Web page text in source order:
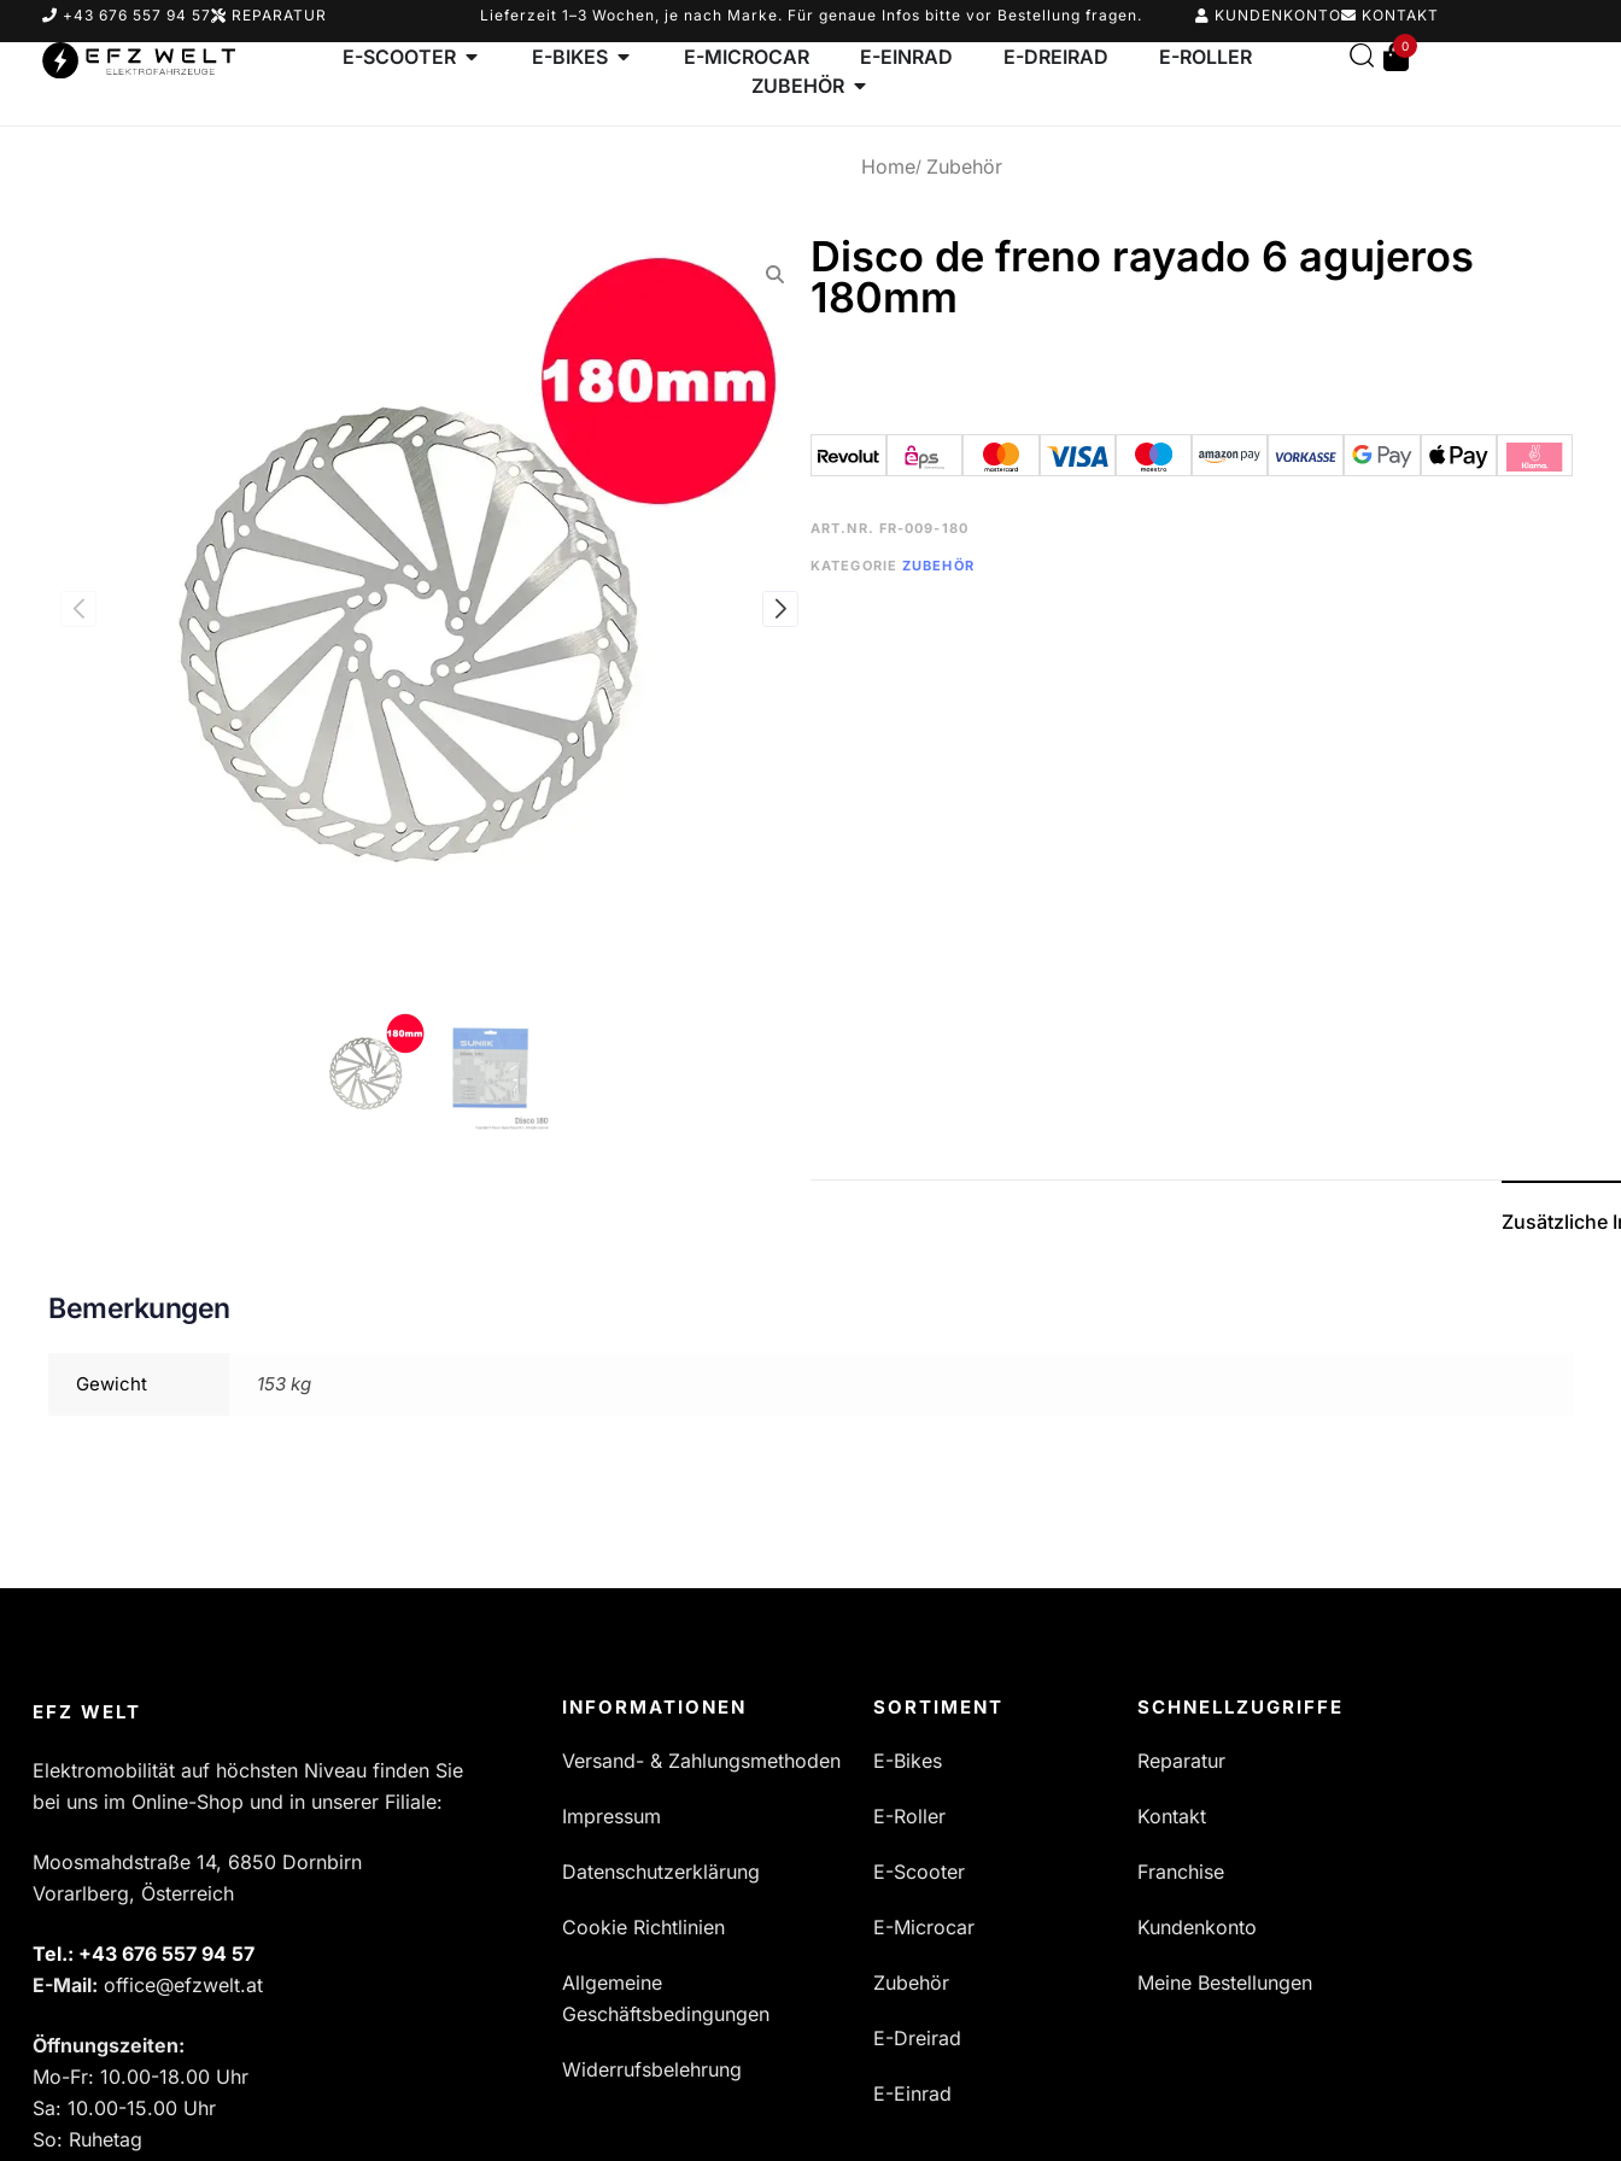
+43 676 557 94 57 REPARATUR Lieferzeit 1–3 Wochen, je nach Marke. Für genaue Infos bitte vor Bestellung fragen. KUNDENKONTO KONTAKT
E-SCOOTER E-BIKES E-MICROCAR E-EINRAD E-DREIRAD
E-ROLLER
ZUBEHÖR
0
Home Zubehör
Disco de freno rayado 6 agujeros
180mm
ART.NR. FR-009-180
KATEGORIE ZUBEHÖR
Zusätzliche
Bemerkungen
Gewicht 153 kg
EFZ WELT
Elektromobilität auf höchsten Niveau finden Sie
bei uns im Online-Shop und in unserer Filiale:
Moosmahdstraße 14, 6850 Dornbirn
Vorarlberg, Österreich
Tel.: ‎+43 676 557 94 57
E-Mail: office@efzwelt.at
Öffnungszeiten:
Mo-Fr: 10.00-18.00 Uhr
Sa: 10.00-15.00 Uhr
So: Ruhetag
INFORMATIONEN
Versand- & Zahlungsmethoden
Impressum
Datenschutzerklärung
Cookie Richtlinien
Allgemeine
Geschäftsbedingungen
Widerrufsbelehrung
SORTIMENT
E-Bikes
E-Roller
E-Scooter
E-Microcar
Zubehör
E-Dreirad
E-Einrad
SCHNELLZUGRIFFE
Reparatur
Kontakt
Franchise
Kundenkonto
Meine Bestellungen